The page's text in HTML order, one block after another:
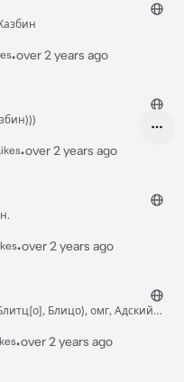
•over 2 years ago
•over 2 years ago
•over 2 years ago
Блицо), омг, Адский
•over 2 years ago